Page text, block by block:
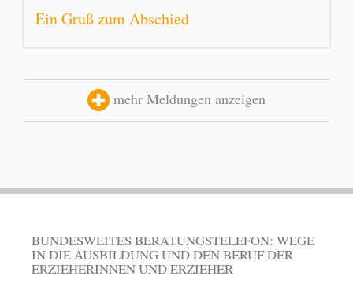
Ein Gruß zum Abschied
mehr Meldungen anzeigen
BUNDESWEITES BERATUNGSTELEFON: WEGE
IN DIE AUSBILDUNG UND DEN BERUF DER
ERZIEHERINNEN UND ERZIEHER